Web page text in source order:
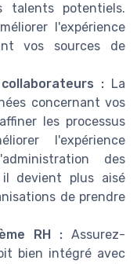
talents potentiels.
l'expérience
vos sources de
:La
concernant vos
les processus
l'expérience
des
il devient plus aisé
de prendre
RH : Assurez-
bien intégré avec